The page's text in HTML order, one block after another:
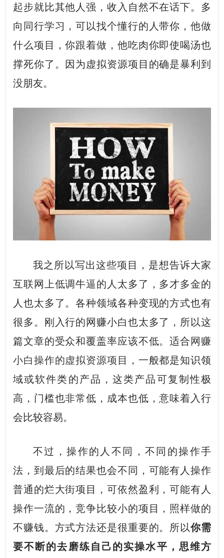
起步就比其他人强，收入自然不在话下。多
向同行学习，可以找个懂行的人带你，他做
什么项目，你跟着做，他吃肉你即使喝汤也
撑死你了。因为虚拟资源项目的确是暴利到
没朋友。
我之所以写出这些项目，是想告诉大家
互联网上低调牛逼的人太多了，多才多金的
人也太多了。各种领域各种变现的方式也有
很多。刚入行的网赚小白也太多了，所以这
篇文章的受众和覆盖率应该不低。适合 网赚
小白操作的虚拟资源项目
，一般都是知识领
域或软件类的产品，这类产品可复制性极
高，门槛也非常低，成本也低，意味着入行
会比较容易。
不过，操作的人不同，不同的操作手
法，到最后的结果也会不同，可能有人操作
普通的烂大街项目，可依然盈利，可能有人
操作一流的，竞争比较小的项目，照样做的
不赚钱。方式方法还是很重要的。所以你需
要不断的去磨练自己的实操水平，思维方